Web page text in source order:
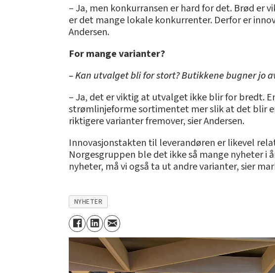
– Ja, men konkurransen er hard for det. Brød
er det mange lokale konkurrenter. Derfor er
Andersen.
For mange varianter?
– Kan utvalget bli for stort? Butikkene bugner jo
– Ja, det er viktig at utvalget ikke blir for bredt.
strømlinjeforme sortimentet mer slik at det blir
riktigere varianter fremover, sier Andersen.
Innovasjonstakten til leverandøren er likevel
Norgesgruppen ble det ikke så mange nyheter i
nyheter, må vi også ta ut andre varianter, sier
NYHETER